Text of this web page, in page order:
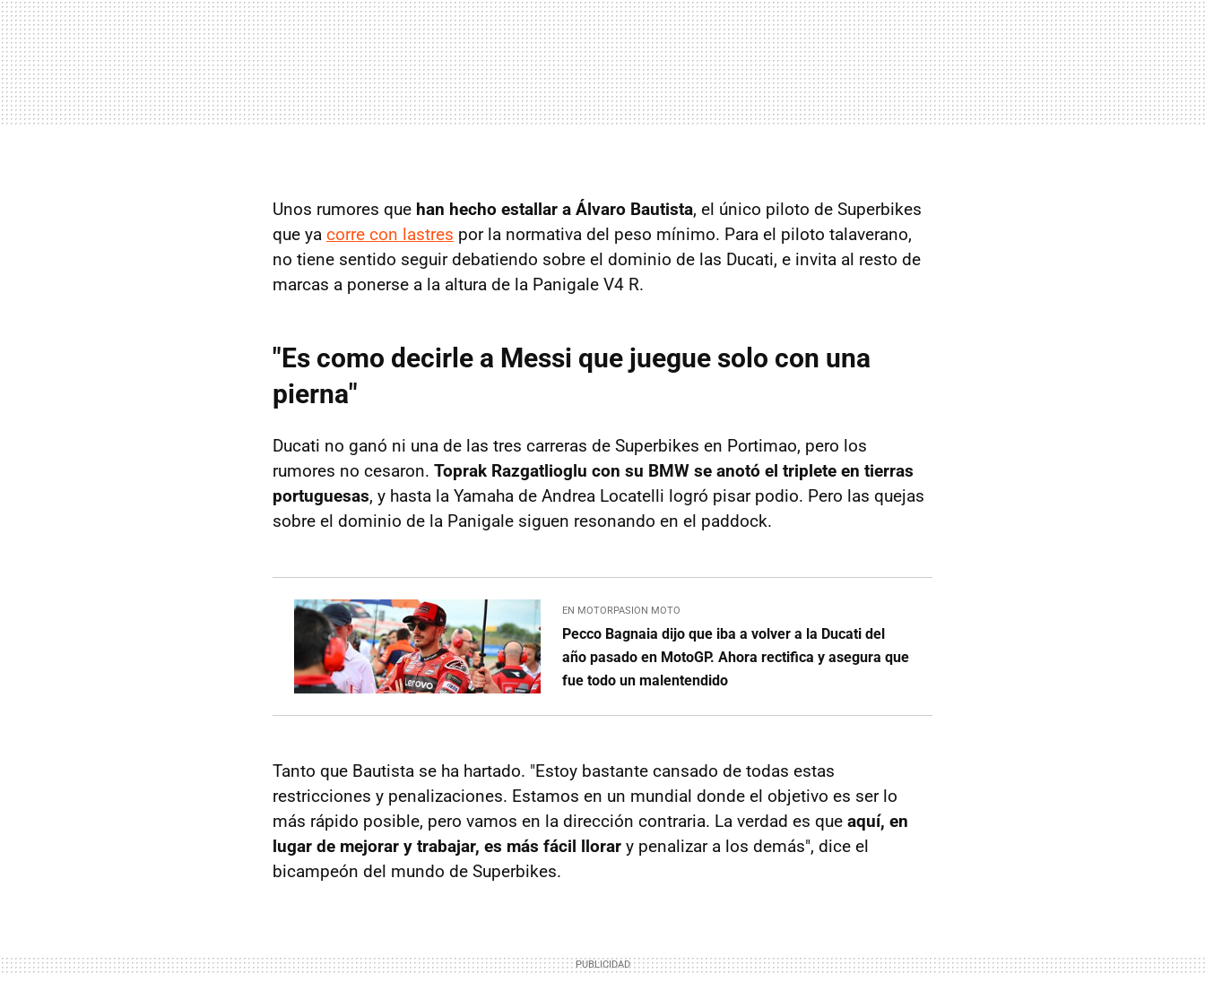
Unos rumores que han hecho estallar a Álvaro Bautista, el único piloto de Superbikes
que ya corre con lastres por la normativa del peso mínimo. Para el piloto talaverano,
no tiene sentido seguir debatiendo sobre el dominio de las Ducati, e invita al resto de
marcas a ponerse a la altura de la Panigale V4 R.
"Es como decirle a Messi que juegue solo con una
pierna"
Ducati no ganó ni una de las tres carreras de Superbikes en Portimao, pero los
rumores no cesaron. Toprak Razgatlioglu con su BMW se anotó el triplete en tierras
portuguesas, y hasta la Yamaha de Andrea Locatelli logró pisar podio. Pero las quejas
sobre el dominio de la Panigale siguen resonando en el paddock.
EN MOTORPASION MOTO
Pecco Bagnaia dijo que iba a volver a la Ducati del
año pasado en MotoGP. Ahora rectifica y asegura que
fue todo un malentendido
Tanto que Bautista se ha hartado. "Estoy bastante cansado de todas estas
restricciones y penalizaciones. Estamos en un mundial donde el objetivo es ser lo
más rápido posible, pero vamos en la dirección contraria. La verdad es que aquí, en
lugar de mejorar y trabajar, es más fácil llorar y penalizar a los demás", dice el
bicampeón del mundo de Superbikes.